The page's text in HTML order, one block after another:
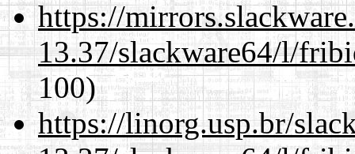
https://
13.37/slackware64/l/
100)
https://linorg.usp.br/